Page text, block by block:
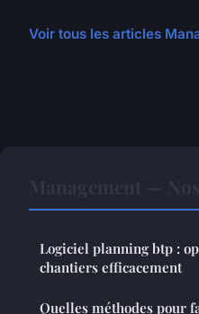
Voir tous les articles
Logiciel planning btp :
chantiers efficacement
Quelles méthodes pour